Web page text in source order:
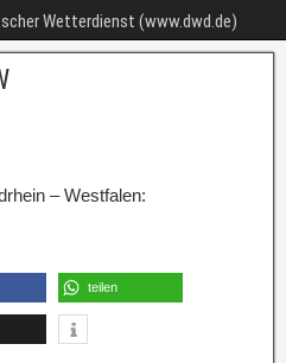
Wetterdienst (www.dwd.de)
– Westfalen:
teilen